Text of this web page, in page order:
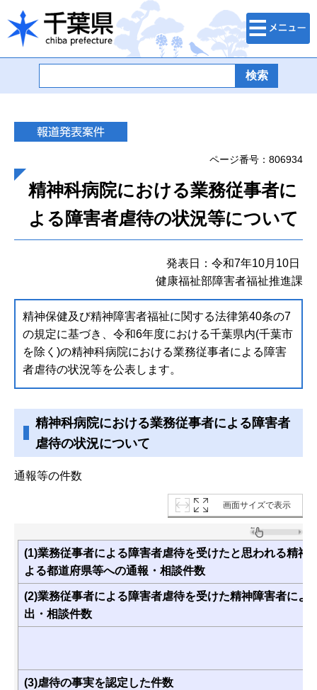
千葉県
検索・メニュ
ー
ページ番号：806934
精神科病院における業務従事者に
よる障害者虐待の状況等について
発表日：令和7年10月10日
健康福祉部障害者福祉推進課
精神保健及び精神障害者福祉に関する法律第40条の7
の規定に基づき、令和6年度における千葉県内(千葉市
を除く)の精神科病院における業務従事者による障害
者虐待の状況等を公表します。
精神科病院における業務従事者による障害者
虐待の状況について
通報等の件数
画面サイズで表示
(1)業務従事者による障害者虐待を受けたと思われる精神
よる都道府県等への通報・相談件数
(2)業務従事者による障害者虐待を受けた精神障害者によ
出・相談件数
(3)虐待の事実を認定した件数